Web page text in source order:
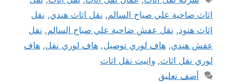
اثاث ضاحية علي صباح السالم, نقل اثاث هندي, نقل
اثاث هنود, نقل عفش ضاحية علي صباح السالم, نقل
عفش هندي, هاف لوري توصيل, هاف لوري نقل, هاف
لوري نقل اثاث, وانيت نقل اثاث
أضف تعليق